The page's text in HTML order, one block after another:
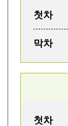
첫차
막차
첫차